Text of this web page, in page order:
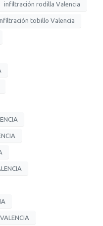
infiltración rodilla Valencia
tobillo Valencia